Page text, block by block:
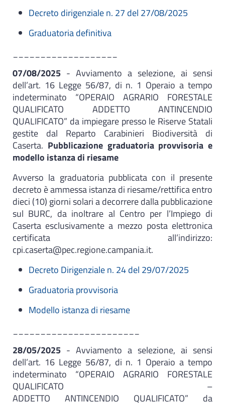
Decreto dirigenziale n. 27 del 27/08/2025
Graduatoria definitiva
07/08/2025 - Avviamento a selezione, ai sensi
dell’art. 16 Legge 56/87, di n. 1 Operaio a tempo
indeterminato “OPERAIO AGRARIO FORESTALE
QUALIFICATO ADDETTO ANTINCENDIO
QUALIFICATO” da impiegare presso le Riserve Statali
gestite dal Reparto Carabinieri Biodiversità di
Caserta. Pubblicazione graduatoria provvisoria e
modello istanza di riesame
Avverso la graduatoria pubblicata con il presente
decreto è ammessa istanza di riesame/rettifica entro
dieci (10) giorni solari a decorrere dalla pubblicazione
sul BURC, da inoltrare al Centro per l’Impiego di
Caserta esclusivamente a mezzo posta elettronica
certificata all’indirizzo:
cpi.caserta@pec.regione.campania.it.
Decreto Dirigenziale n. 24 del 29/07/2025
Graduatoria provvisoria
Modello istanza di riesame
28/05/2025 - Avviamento a selezione, ai sensi
dell’art. 16 Legge 56/87, di n. 1 Operaio a tempo
indeterminato “OPERAIO AGRARIO FORESTALE
QUALIFICATO –
ADDETTO ANTINCENDIO QUALIFICATO” da